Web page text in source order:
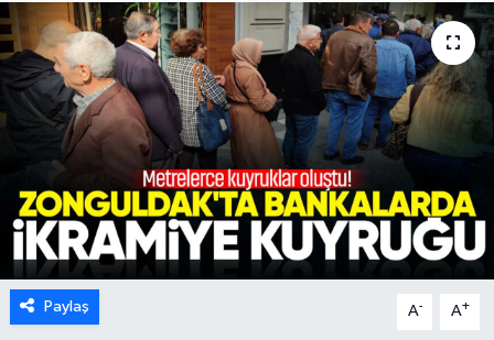
Paylaş A- A+
Bartın
Karabük
Spor
Ulusal